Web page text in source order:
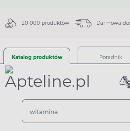
20 000 produktów Darmowa
Katalog produktów Poradnik